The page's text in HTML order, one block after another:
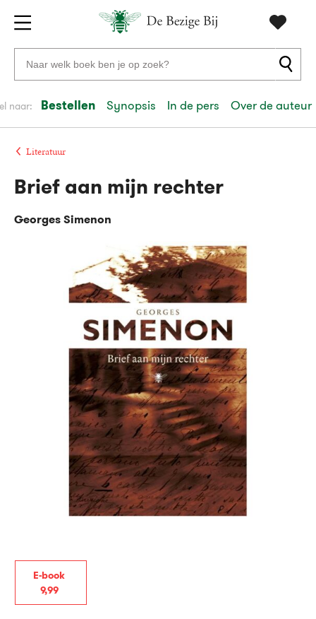
Gratis
verzending
vanaf
20
euro
Voor
23:59
volgendein
Veilig
Gratis
Zoeken
naar
auteurs
en
uitgevers
naar: Bestellen Synopsis In de pers Over de auteur
Literatuur
E-book
9,99
Brief aan mijn rechter
Georges Simenon